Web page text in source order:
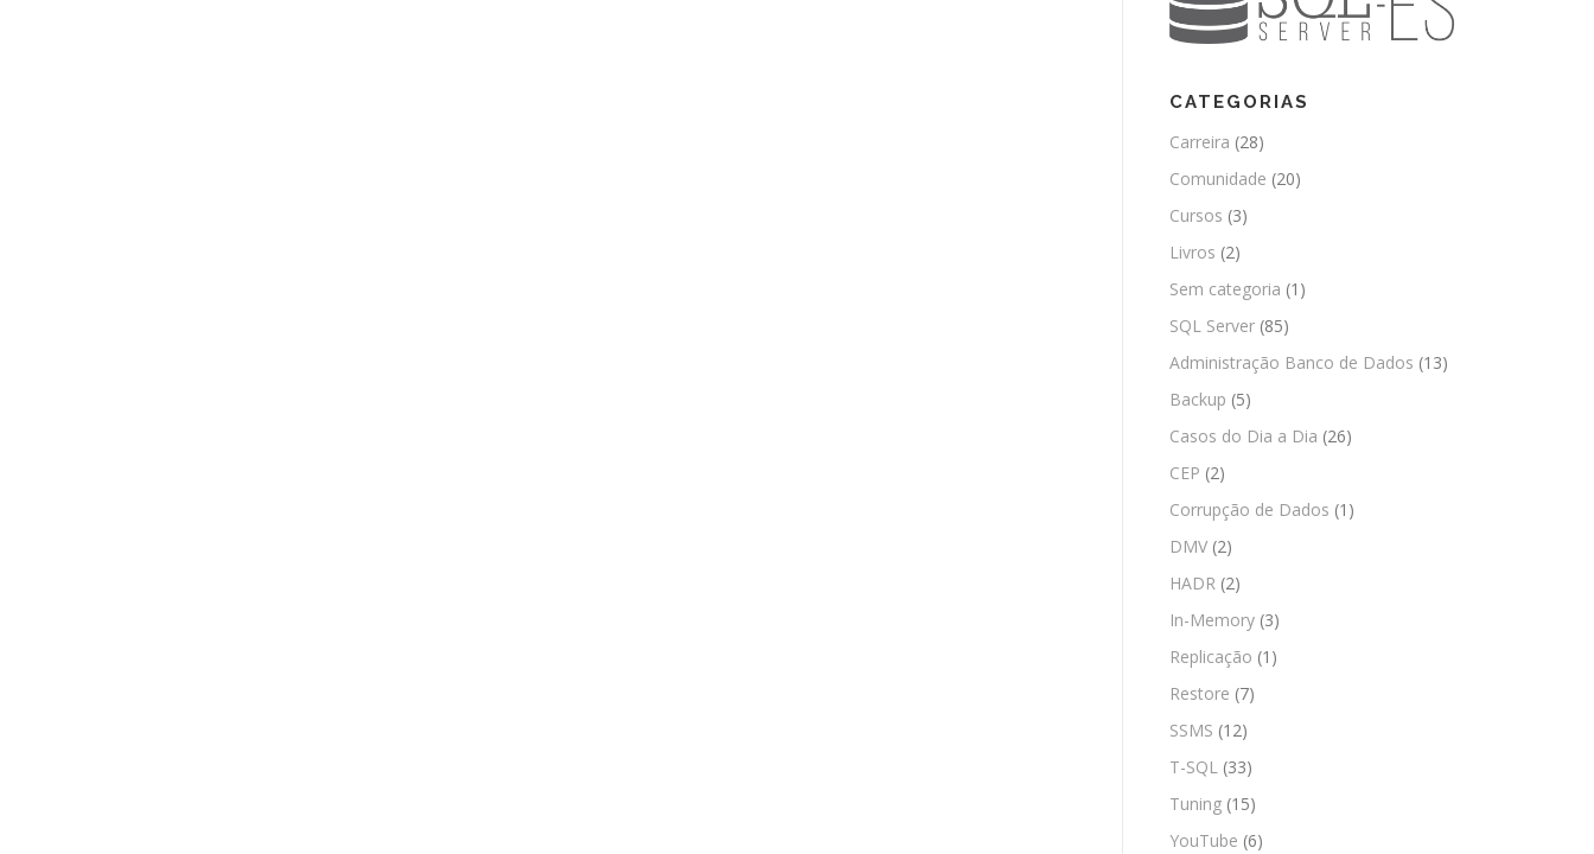
CATEGORIAS
Carreira (28)
Comunidade (20)
Cursos (3)
Livros (2)
Sem categoria (1)
SQL Server (85)
Administração Banco de Dados (13)
Backup (5)
Casos do Dia a Dia (26)
CEP (2)
Corrupção de Dados (1)
DMV (2)
HADR (2)
In-Memory (3)
Replicação (1)
Restore (7)
SSMS (12)
T-SQL (33)
Tuning (15)
YouTube (6)